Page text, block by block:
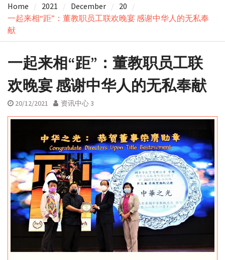
Home 2021 December
20
一起来相“距”：董教职员工联欢晚宴 感谢中华人的无私奉
献
一起来相“距”：董教职员工联
欢晚宴 感谢中华人的无私奉献
20/12/2021 资讯中心 3